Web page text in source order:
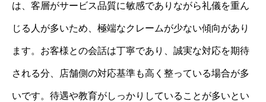
は、客層がサービス品質に敏感でありながら礼儀を重ん
じる人が多いため、極端なクレームが少ない傾向があり
ます。お客様との会話は丁寧であり、誠実な対応を期待
される分、店舗側の対応基準も高く整っている場合が多
いです。待遇や教育がしっかりしていることが多いとい